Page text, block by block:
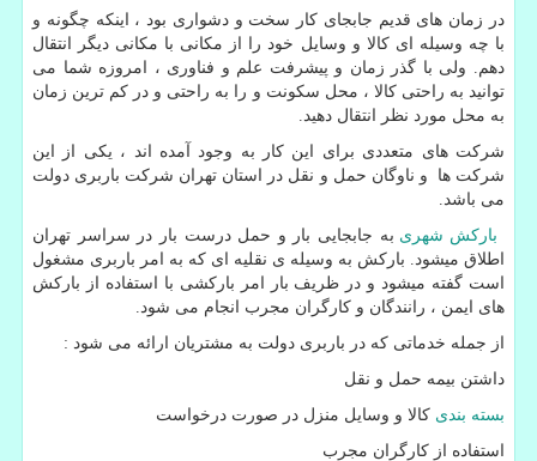
در زمان های قدیم جابجای کار سخت و دشواری بود ، اینکه چگونه و
با چه وسیله ای کالا و وسایل خود را از مکانی با مکانی دیگر انتقال
دهم. ولی با گذر زمان و پیشرفت علم و فناوری ، امروزه شما می
توانید به راحتی کالا ، محل سکونت و را به راحتی و در کم ترین زمان
به محل مورد نظر انتقال دهید
شرکت های متعددی برای این کار به وجود آمده اند ، یکی از این
شرکت ها و ناوگان حمل و نقل در استان تهران شرکت باربری دولت
می باشد.
بارکش شهری به جابجایی بار و حمل درست بار در سراسر تهران
اطلاق میشود. بارکش به وسیله ی نقلیه ای که به امر باربری مشغول
است گفته میشود و در ظریف بار امر بارکشی با استفاده از بارکش
های ایمن ، رانندگان و کارگران مجرب انجام می شود
از جمله خدماتی که در باربری دولت به مشتریان ارائه می شود :
داشتن بیمه حمل و نقل
بسته بندی کالا و وسایل منزل در صورت درخواست
استفاده از کارگران مجرب